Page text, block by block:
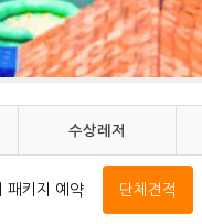
수상레저
패키지 예약 단체견적